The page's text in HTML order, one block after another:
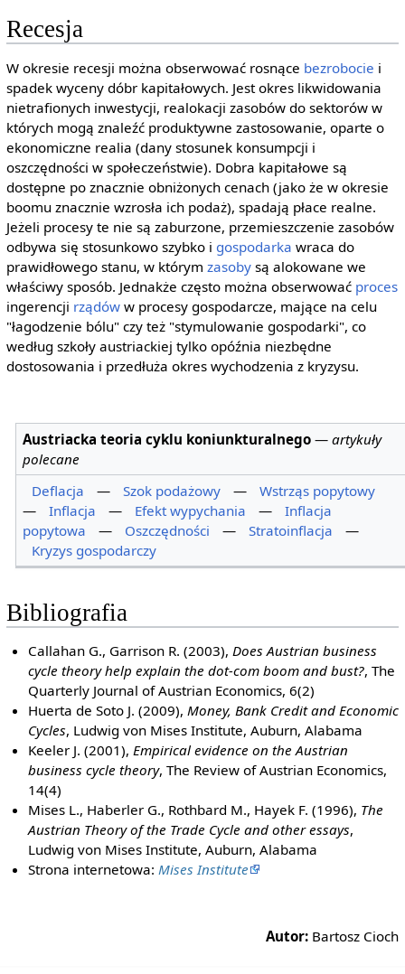
Recesja
W okresie recesji można obserwować rosnące bezrobocie i
spadek wyceny dóbr kapitałowych. Jest okres likwidowania
nietrafionych inwestycji, realokacji zasobów do sektorów w
których mogą znaleźć produktywne zastosowanie, oparte o
ekonomiczne realia (dany stosunek konsumpcji i
oszczędności w społeczeństwie). Dobra kapitałowe są
dostępne po znacznie obniżonych cenach (jako że w okresie
boomu znacznie wzrosła ich podaż), spadają płace realne.
Jeżeli procesy te nie są zaburzone, przemieszczenie zasobów
odbywa się stosunkowo szybko i gospodarka wraca do
prawidłowego stanu, w którym zasobysą alokowane we
właściwy sposób. Jednakże często można obserwować proces
ingerencji rządóww procesy gospodarcze, mające na celu
"łagodzenie bólu" czy też "stymulowanie gospodarki", co
według szkoły austriackiej tylko opóźnia niezbędne
dostosowania i przedłuża okres wychodzenia z kryzysu.
Austriacka teoria cyklu koniunkturalnego —artykuły
polecane
Deflacja
— Szok podażowy —
Wstrząs popytowy
—
Inflacja — Efekt wypychania —
Inflacja
popytowa
— Oszczędności — Stratoinflacja
—
Kryzys gospodarczy
Bibliografia
Callahan G., Garrison R. (2003),Does Austrian business
cycle theory help explain the dot-com boom and bust?, The
Quarterly Journal of Austrian Economics, 6(2)
Huerta de Soto J. (2009),Money, Bank Credit and Economic
Cycles, Ludwig von Mises Institute, Auburn, Alabama
Keeler J. (2001),Empirical evidence on the Austrian
business cycle theory, The Review of Austrian Economics,
14(4)
Mises L., Haberler G., Rothbard M., Hayek F. (1996), The
Austrian Theory of the Trade Cycle and other essays,
Ludwig von Mises Institute, Auburn, Alabama
Strona internetowa:Mises Institute
Autor: Bartosz Cioch